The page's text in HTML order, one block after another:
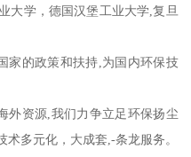
大学，德国汉堡工业大学,复旦
家的政策和扶持,为国内环保技
外资源,我们力争立足环保扬尘
多元化，大成套,-条龙服务。